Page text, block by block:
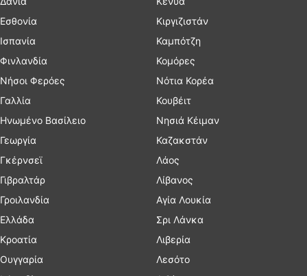
Εσθονία
Ισπανία
Φινλανδία
Νήσοι Φερόες
Γαλλία
Ηνωμένο Βασίλειο
Γεωργία
Γκέρνσεϊ
Γιβραλτάρ
Γροιλανδία
Ελλάδα
Κροατία
Ουγγαρία
Κιργιζιστάν
Καμπότζη
Κομόρες
Νότια Κορέα
Κουβέιτ
Νησιά Κέιμαν
Καζακστάν
Λάος
Λίβανος
Αγία Λουκία
Σρι Λάνκα
Λιβερία
Λεσότο